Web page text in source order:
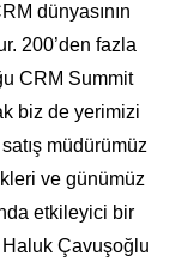
dünyasının
200’den fazla
CRM Summit
biz de yerimizi
müdürümüz
ve günümüz
etkileyici bir
Haluk Çavuşoğlu